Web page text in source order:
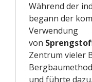
Während der
begann der
Verwendung
von
Zentrum vieler
und führte